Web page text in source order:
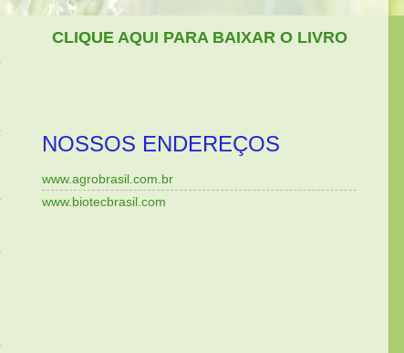
CLIQUE AQUI PARA BAIXAR O LIVRO
NOSSOS ENDEREÇOS
www.agrobrasil.com.br
www.biotecbrasil.com